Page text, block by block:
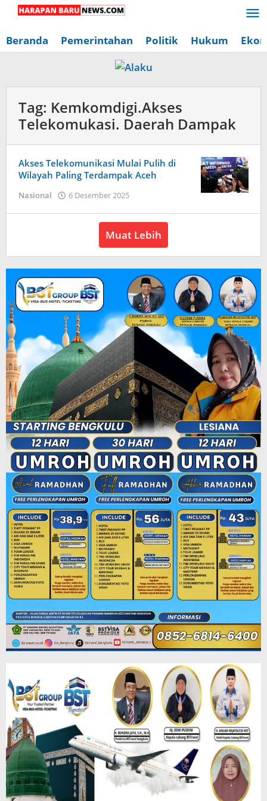
Lewati
konten
Beranda Pemerintahan Politik Hukum
Tag: Kemkomdigi.Akses
Telekomukasi. Daerah Dampak
Akses Telekomunikasi Mulai Pulih di
Wilayah Paling Terdampak Aceh
Nasional 6 Desember 2025
Harapan
News
Muat Lebih